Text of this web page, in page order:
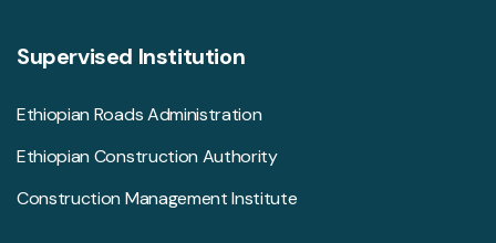
Supervised Institution
Ethiopian Roads Administration
Ethiopian Construction Authority
Construction Management Institute